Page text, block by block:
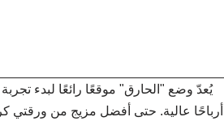
يُعدّ وضع "الحارق" موقعًا رائعًا لبدء
أرباحًا عالية. حتى أفضل مزيج من ورقتي